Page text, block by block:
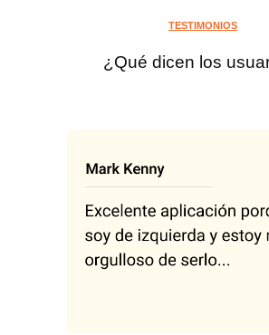
TESTIMONIOS
¿Qué dicen los